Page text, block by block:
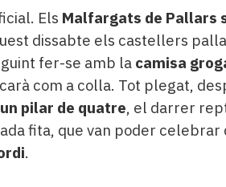
Els Malfargats de Pallars
dissabte els castellers
fer-se amb la camisa
com a colla. Tot plegat,
pilar de quatre, el darrer
fita, que van poder
.